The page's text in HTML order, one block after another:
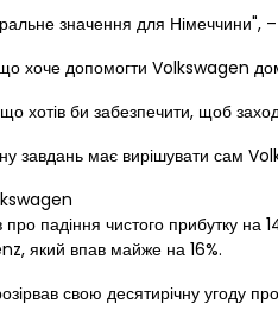
значення для Німеччини",
хоче допомогти Volkswagen
хотів би забезпечити, щоб
завдань має вирішувати сам
падіння чистого прибутку на
який впав майже на 16%.
свою десятирічну угоду